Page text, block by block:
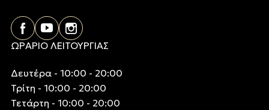
ΩΡΑΡΙΟ ΛΕΙΤΟΥΡΓΙΑΣ
Δευτέρα - 10:00 - 20:00
Τρίτη - 10:00 - 20:00
Τετάρτη - 10:00 - 20:00